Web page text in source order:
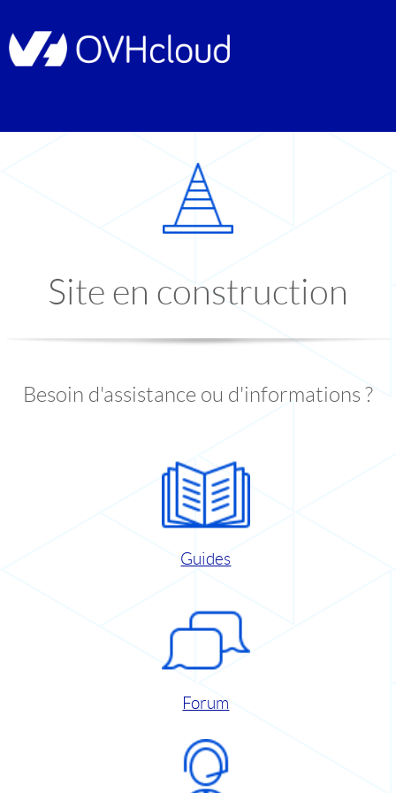
Site en construction
Besoin d'assistance ou d'informations ?
Guides
Forum